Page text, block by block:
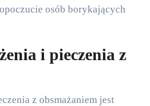
osób borykających
i pieczenia z
z obsmażaniem jest